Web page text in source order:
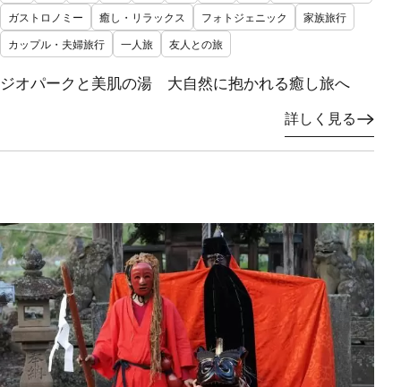
ガストロノミー
癒し・リラックス フォトジェニック
家族旅行
カップル・夫婦旅行
一人旅 友人との旅
ジオパークと美肌の湯 大自然に抱かれる癒し旅へ
詳しく見る